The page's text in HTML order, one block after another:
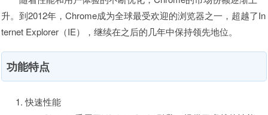
升。到2012年，Chrome成为全球最受欢迎的浏览器之一，超越了In
ternet Explorer（IE），继续在之后的几年中保持领先地位。
功能特点
快速性能